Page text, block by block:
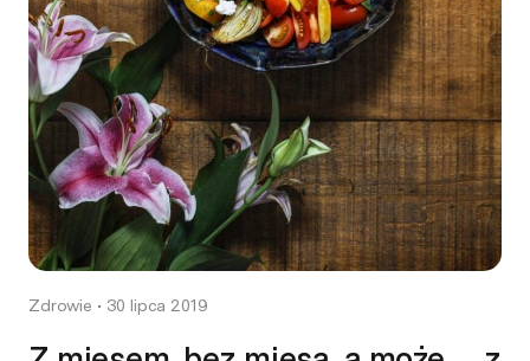
Zdrowie • 30 lipca 2019